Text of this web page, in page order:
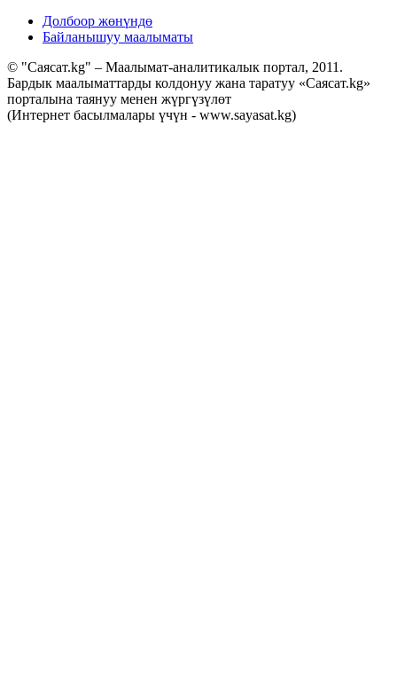
Долбоор жөнүндө
Байланышуу маалыматы
© "Саясат.kg" – Маалымат-аналитикалык портал, 2011.
Бардык маалыматтарды колдонуу жана таратуу «Саясат.kg»
порталына таянуу менен жүргүзүлөт
(Интернет басылмалары үчүн - www.sayasat.kg)